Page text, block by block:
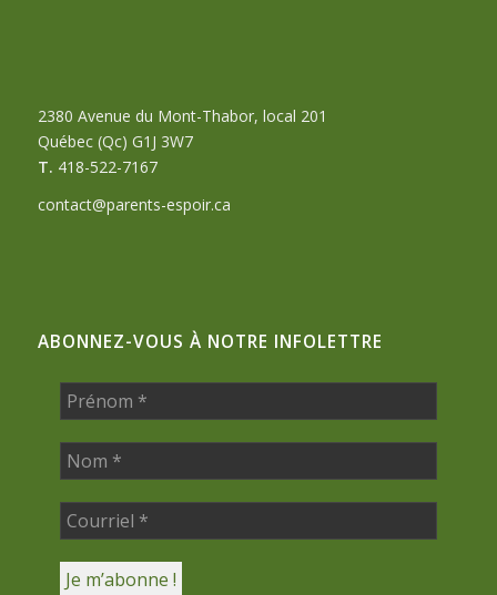
2380 Avenue du Mont-Thabor, local 201
Québec (Qc) G1J 3W7
T. 418-522-7167
contact@parents-espoir.ca
ABONNEZ-VOUS À NOTRE INFOLETTRE